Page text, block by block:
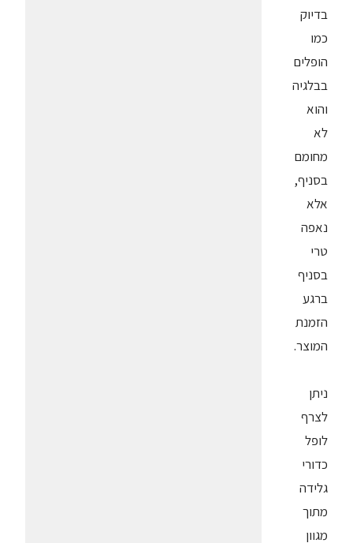
בדיוק
כמו
הופלים
בבלגיה
והוא
לא
מחומם
בסניף,
אלא
נאפה
טרי
בסניף
ברגע
הזמנת
המוצר.
ניתן
לצרף
לופל
כדורי
גלידה
מתוך
מגוון